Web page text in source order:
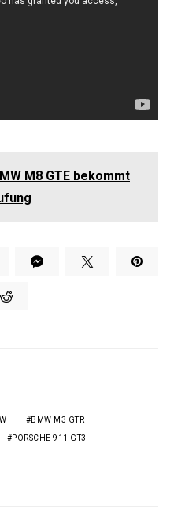
M8 GTE bekommt
BMW M3 GTR
PORSCHE 911 GT3